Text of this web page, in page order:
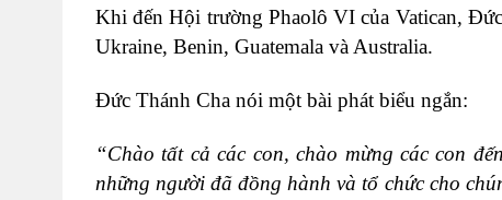
Khi đến Hội trường Phaolô VI của Vatican,
Ukraine, Benin, Guatemala và Australia.
Đức Thánh Cha nói một bài phát biểu ngắn:
“Chào tất cả các con, chào mừng các con
những người đã đồng hành và tổ chức cho